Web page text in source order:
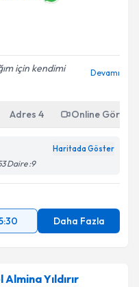
için kendimi
Devamı
Adres 4 Online
Haritada Göster
Daire :9
Daha Fazla
Yıldırır